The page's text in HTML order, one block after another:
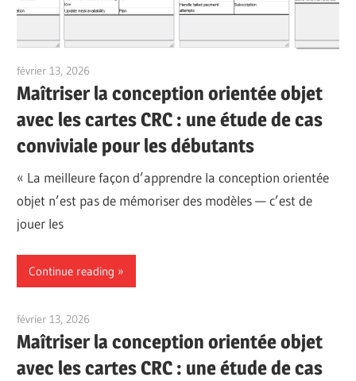
février 13, 2026
Maîtriser la conception orientée objet
avec les cartes CRC : une étude de cas
conviviale pour les débutants
« La meilleure façon d’apprendre la conception orientée
objet n’est pas de mémoriser des modèles — c’est de
jouer les
Continue reading
février 13, 2026
Maîtriser la conception orientée objet
avec les cartes CRC : une étude de cas